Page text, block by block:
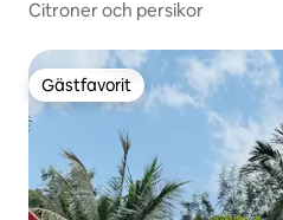
Citroner och persikor
Gästfavorit
Gästfavorit